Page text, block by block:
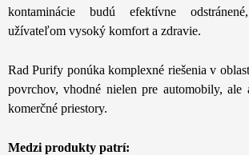
kontaminácie budú efektívne
užívateľom vysoký komfort a zdravie.
Rad Purify ponúka komplexné riešenia v
povrchov, vhodné nielen pre automobily, ale
komerčné priestory.
Medzi produkty patrí: